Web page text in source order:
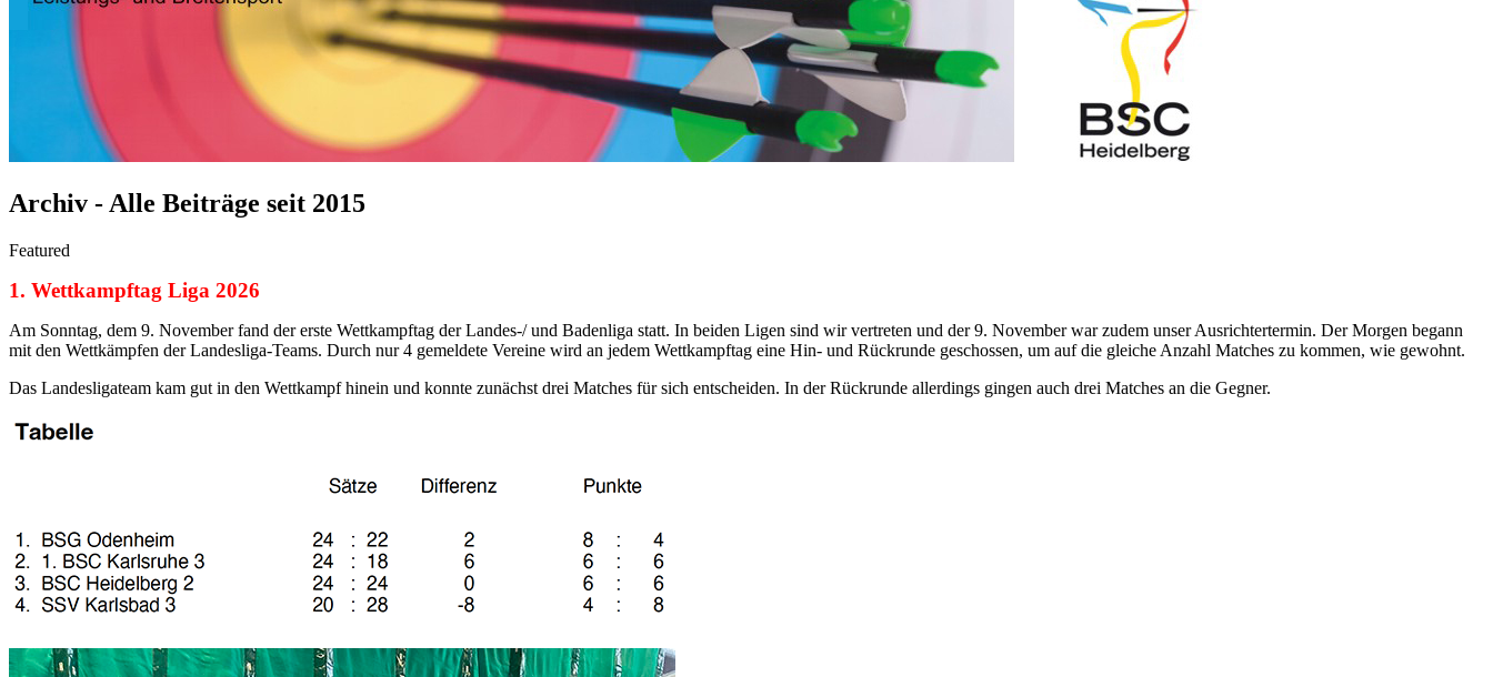
Archiv - Alle Beiträge seit 2015
Featured
1. Wettkampftag Liga 2026
Am Sonntag, dem 9. November fand der erste Wettkampftag der Landes-/ und Badenliga statt. In beiden Ligen sind wir vertreten und der 9. November war zudem unser Ausrichtertermin. Der Morgen begann
mit den Wettkämpfen der Landesliga-Teams. Durch nur 4 gemeldete Vereine wird an jedem Wettkampftag eine Hin- und Rückrunde geschossen, um auf die gleiche Anzahl Matches zu kommen, wie gewohnt.
Das Landesligateam kam gut in den Wettkampf hinein und konnte zunächst drei Matches für sich entscheiden. In der Rückrunde allerdings gingen auch drei Matches an die Gegner.